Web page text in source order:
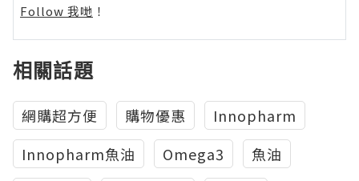
Follow 我哋 ！
相關話題
網購超方便 購物優惠
Innopharm
Innopharm魚油
Omega3
魚油